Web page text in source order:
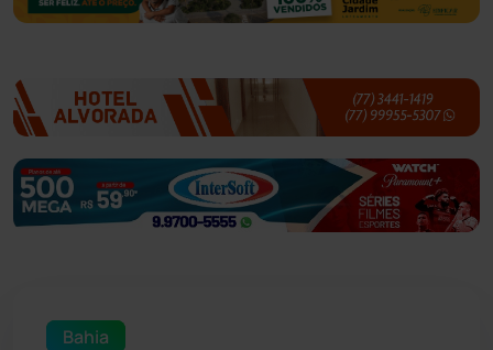
Bahia